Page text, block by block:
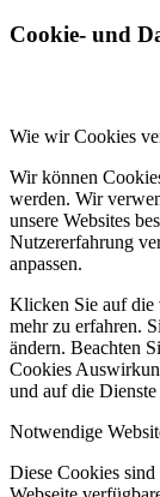
Cookie- und
Wie wir Cookies
Wir können
werden. Wir
unsere Websites
Nutzererfahrung
anpassen.
Klicken Sie auf die
mehr zu erfahren.
ändern. Beachten
Cookies
und auf die
Notwendige
Diese Cookies